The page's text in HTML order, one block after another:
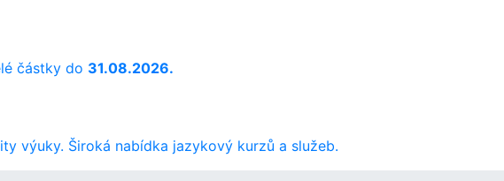
částky do 31.08.2026.
výuky. Široká nabídka jazykový kurzů a služeb.